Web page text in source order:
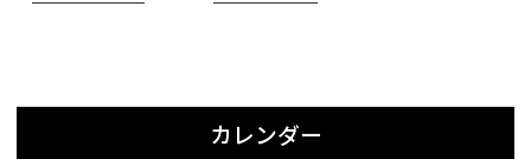
カレンダー